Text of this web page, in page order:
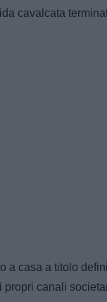
cavalcata
a casa a titolo
propri canali